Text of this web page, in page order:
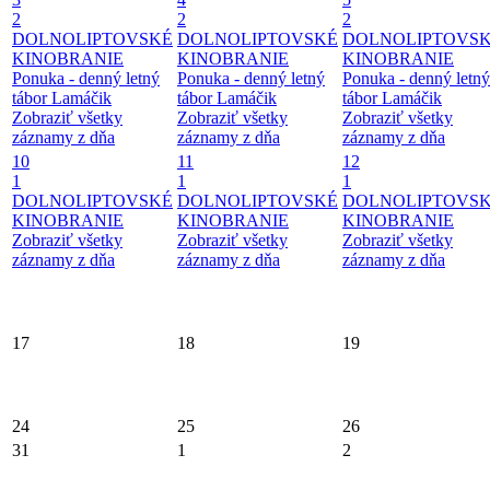
2
DOLNOLIPTOVSKÉ
KINOBRANIE
Ponuka - denný letný
tábor Lamáčik
Zobraziť všetky
záznamy z dňa
2
DOLNOLIPTOVSKÉ
KINOBRANIE
Ponuka - denný letný
tábor Lamáčik
Zobraziť všetky
záznamy z dňa
2
KINOBRANIE
Ponuka - denný letný
tábor Lamáčik
Zobraziť všetky
záznamy z dňa
10
1
DOLNOLIPTOVSKÉ
KINOBRANIE
Zobraziť všetky
záznamy z dňa
11
1
DOLNOLIPTOVSKÉ
KINOBRANIE
Zobraziť všetky
záznamy z dňa
12
1
KINOBRANIE
Zobraziť všetky
záznamy z dňa
17 18 19
24 25
26
31
1 2